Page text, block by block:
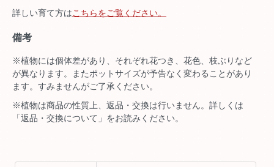
詳しい育て方はこちらをご覧ください。
備考
※植物には個体差があり、それぞれ花つき、花色、枝ぶりなど
が異なります。またポットサイズが予告なく変わることがあり
ます。すみませんがご了承ください。
※植物は商品の性質上、返品・交換は行いません。詳しくは
「返品・交換について」をお読みください。